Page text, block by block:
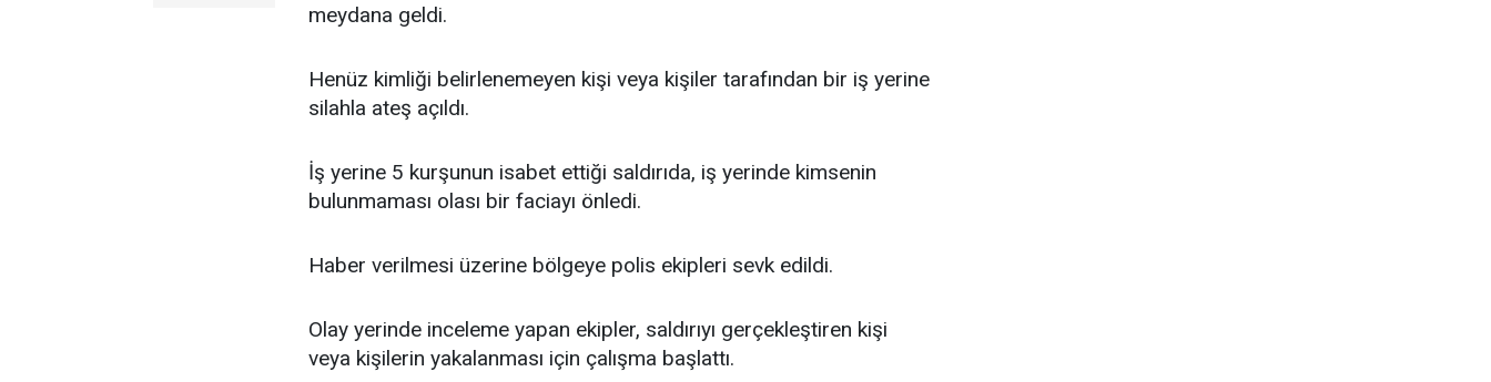
meydana geldi.
Henüz kimliği belirlenemeyen kişi veya kişiler tarafından bir iş yerine
silahla ateş açıldı.
İş yerine 5 kurşunun isabet ettiği saldırıda, iş yerinde kimsenin
bulunmaması olası bir faciayı önledi.
Haber verilmesi üzerine bölgeye polis ekipleri sevk edildi.
Olay yerinde inceleme yapan ekipler, saldırıyı gerçekleştiren kişi
veya kişilerin yakalanması için çalışma başlattı.